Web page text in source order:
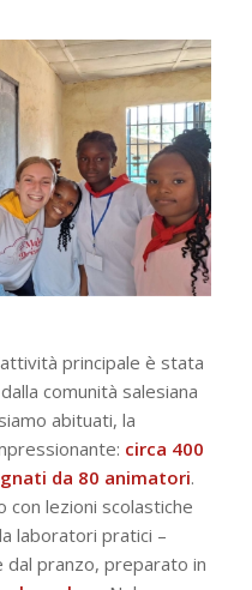
principale è stata
comunità salesiana
abituati, la
circa 400
da 80 animatori.
con lezioni scolastiche
laboratori pratici –
dal pranzo, preparato in